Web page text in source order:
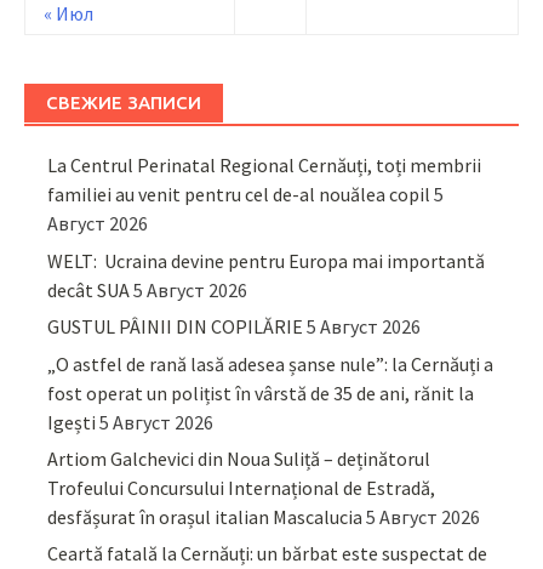
« Июл
СВЕЖИЕ ЗАПИСИ
La Centrul Perinatal Regional Cernăuți, toți membrii
familiei au venit pentru cel de-al nouălea copil 5
Август 2026
WELT: Ucraina devine pentru Europa mai importantă
decât SUA5 Август 2026
GUSTUL PÂINII DIN COPILĂRIE 5 Август 2026
„O astfel de rană lasă adesea șanse nule”: la Cernăuți a
fost operat un polițist în vârstă de 35 de ani, rănit la
Igești 5 Август 2026
Artiom Galchevici din Noua Suliță – deținătorul
Trofeului Concursului Internațional de Estradă,
desfășurat în orașul italian Mascalucia 5 Август 2026
Ceartă fatală la Cernăuți: un bărbat este suspectat de